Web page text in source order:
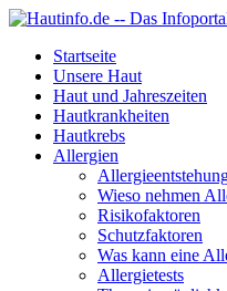
Startseite
Unsere Haut
Haut und Jahreszeiten
Hautkrankheiten
Hautkrebs
Allergien
Wieso nehmen
Risikofaktoren
Schutzfaktoren
Was kann eine
Allergietests